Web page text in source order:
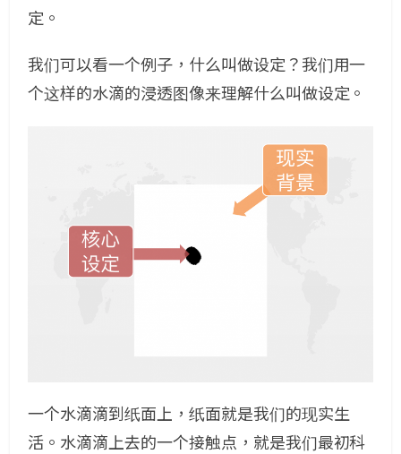
定。
我们可以看一个例子，什么叫做设定？我们用一
个这样的水滴的浸透图像来理解什么叫做设定。
一个水滴滴到纸面上，纸面就是我们的现实生
活。水滴滴上去的一个接触点，就是我们最初科